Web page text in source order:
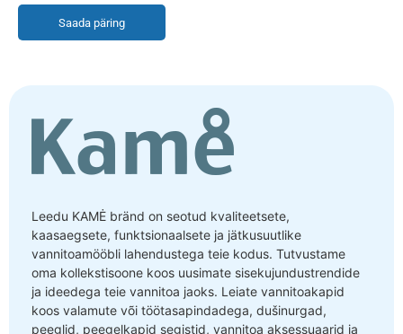
Saada päring
Leedu KAMĖ bränd on seotud kvaliteetsete,
kaasaegsete, funktsionaalsete ja jätkusuutlike
vannitoamööbli lahendustega teie kodus. Tutvustame
oma kollekstisoone koos uusimate sisekujundustrendide
ja ideedega teie vannitoa jaoks. Leiate vannitoakapid
koos valamute või töötasapindadega, dušinurgad,
peeglid, peegelkapid segistid, vannitoa aksessuaarid ja